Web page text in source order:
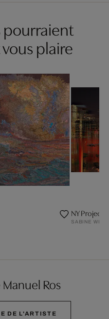
pourraient
plaire
NY
SABINE WILD
Ros
DE L'ARTISTE